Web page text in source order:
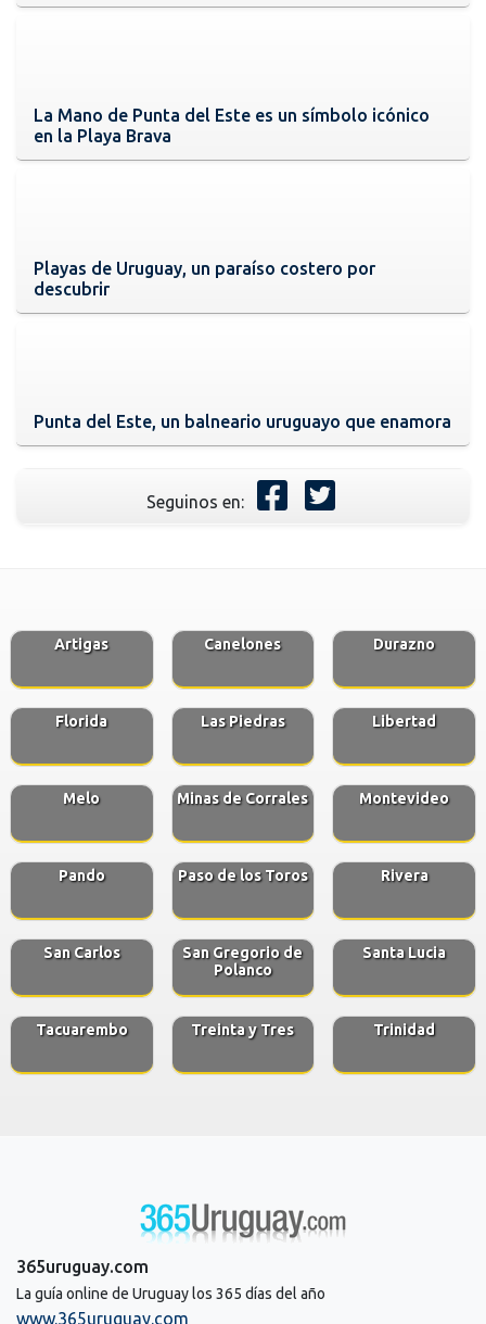
La Mano de Punta del Este es un símbolo icónico
en la Playa Brava
Playas de Uruguay, un paraíso costero por
descubrir
Punta del Este, un balneario uruguayo que enamora
Seguinos en:
Artigas Canelones Durazno
Florida Las Piedras Libertad
Melo Minas de Corrales Montevideo
Pando Paso de los Toros Rivera
San Carlos
San Gregorio de
Polanco
Santa Lucia
Tacuarembo Treinta y Tres Trinidad
365uruguay.com
La guía online de Uruguay los 365 días del año
www.365uruguay.com